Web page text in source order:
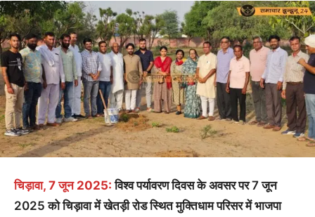
चिड़ावा, 7 जून 2025:विश्व पर्यावरण दिवस के अवसर पर 7 जून
2025 को चिड़ावा में खेतड़ी रोड स्थित मुक्तिधाम परिसर में भाजपा